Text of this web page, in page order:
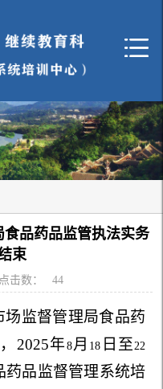
食品药品监管执法实务
束
点击数： 44
监督管理局食品药
2025年8月 18 日至 22
药品监督管理系统培